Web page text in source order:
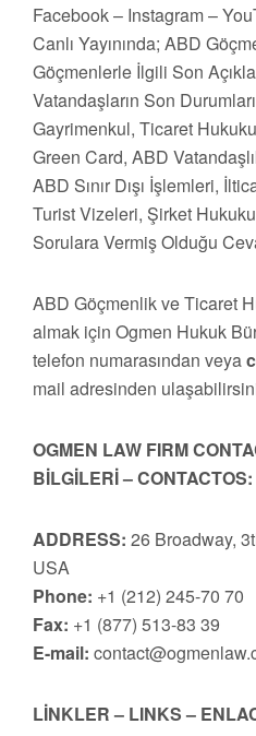
Facebook – Instagram –
Canlı Yayınında; ABD
Göçmenlerle İlgili Son
Vatandaşların Son
Gayrimenkul, Ticaret
Green Card, ABD
ABD Sınır Dışı İşlemleri,
Turist Vizeleri, Şirket
Sorulara Vermiş Olduğu
ABD Göçmenlik ve Ticaret
almak için Ogmen Hukuk
telefon numarasından veya
mail adresinden
OGMEN LAW FIRM
BİLGİLERİ – CONTACTOS:
ADDRESS: 26 Broadway,
USA
Phone: +1 (212) 245-70 70
Fax: +1 (877) 513-83 39
E-mail:
LİNKLER – LINKS –